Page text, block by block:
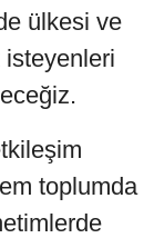
ülkesi ve
isteyenleri
toplumda